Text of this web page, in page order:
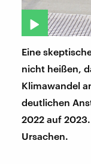
Eine
nicht heißen,
Klimawandel
deutlichen
2022 auf
Ursachen.